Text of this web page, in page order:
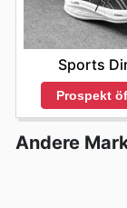
Sports
Prospekt
Andere